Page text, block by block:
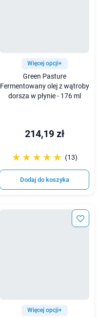
Więcej opcji+
Green Pasture
Fermentowany olej z wątroby
dorsza w płynie - 176 ml
214,19 zł
☆☆☆☆☆
★★★★★ (13)
Dodaj do koszyka
Więcej opcji+